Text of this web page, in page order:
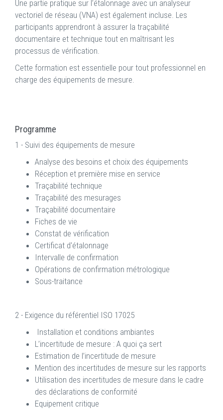
Une partie pratique sur l’étalonnage avec un analyseur
vectoriel de réseau (VNA) est également incluse. Les
participants apprendront à assurer la traçabilité
documentaire et technique tout en maîtrisant les
processus de vérification.
Cette formation est essentielle pour tout professionnel en
charge des équipements de mesure.
Programme
1 - Suivi des équipements de mesure
Analyse des besoins et choix des équipements
Réception et première mise en service
Traçabilité technique
Traçabilité des mesurages
Traçabilité documentaire
Fiches de vie
Constat de vérification
Certificat d'étalonnage
Intervalle de confirmation
Opérations de confirmation métrologique
Sous-traitance
2 - Exigence du référentiel ISO 17025
Installation et conditions ambiantes
L’incertitude de mesure : A quoi ça sert
Estimation de l’incertitude de mesure
Mention des incertitudes de mesure sur les rapports
Utilisation des incertitudes de mesure dans le cadre
des déclarations de conformité
Equipement critique